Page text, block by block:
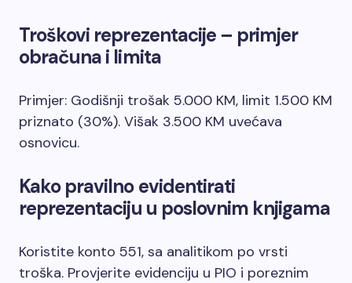
Troškovi reprezentacije – primjer
obračuna i limita
Primjer: Godišnji trošak 5.000 KM, limit 1.500 KM
priznato (30%). Višak 3.500 KM uvećava
osnovicu.
Kako pravilno evidentirati
reprezentaciju u poslovnim knjigama
Koristite konto 551, sa analitikom po vrsti
troška. Provjerite evidenciju u PIO i poreznim